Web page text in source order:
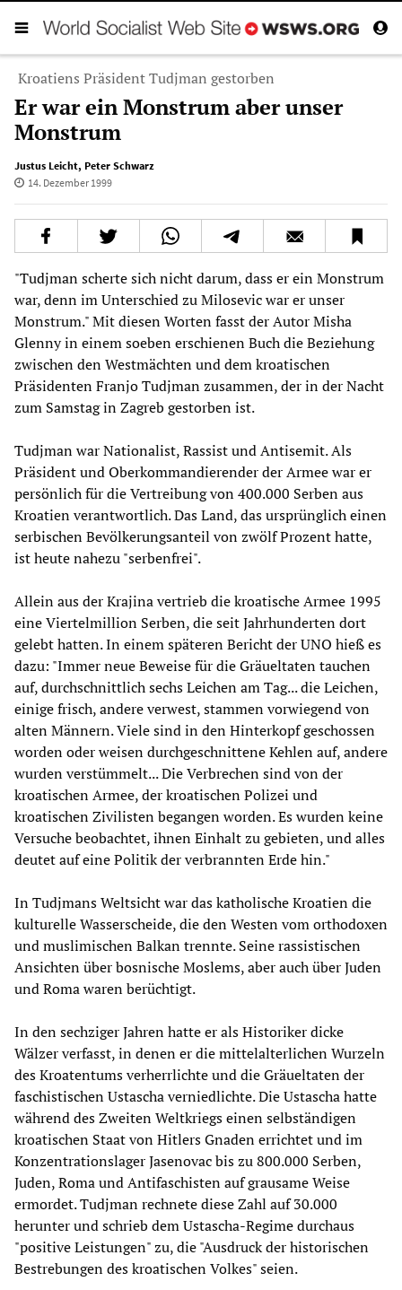
Kroatiens Präsident Tudjman gestorben
Er war ein Monstrum aber unser
Monstrum
Justus Leicht, Peter Schwarz
14. Dezember 1999
"Tudjman scherte sich nicht darum, dass er ein Monstrum
war, denn im Unterschied zu Milosevic war er unser
Monstrum." Mit diesen Worten fasst der Autor Misha
Glenny in einem soeben erschienen Buch die Beziehung
zwischen den Westmächten und dem kroatischen
Präsidenten Franjo Tudjman zusammen, der in der Nacht
zum Samstag in Zagreb gestorben ist.
Tudjman war Nationalist, Rassist und Antisemit. Als
Präsident und Oberkommandierender der Armee war er
persönlich für die Vertreibung von 400.000 Serben aus
Kroatien verantwortlich. Das Land, das ursprünglich einen
serbischen Bevölkerungsanteil von zwölf Prozent hatte,
ist heute nahezu "serbenfrei".
Allein aus der Krajina vertrieb die kroatische Armee 1995
eine Viertelmillion Serben, die seit Jahrhunderten dort
gelebt hatten. In einem späteren Bericht der UNO hieß es
dazu: "Immer neue Beweise für die Gräueltaten tauchen
auf, durchschnittlich sechs Leichen am Tag... die Leichen,
einige frisch, andere verwest, stammen vorwiegend von
alten Männern. Viele sind in den Hinterkopf geschossen
worden oder weisen durchgeschnittene Kehlen auf, andere
wurden verstümmelt... Die Verbrechen sind von der
kroatischen Armee, der kroatischen Polizei und
kroatischen Zivilisten begangen worden. Es wurden keine
Versuche beobachtet, ihnen Einhalt zu gebieten, und alles
deutet auf eine Politik der verbrannten Erde hin."
In Tudjmans Weltsicht war das katholische Kroatien die
kulturelle Wasserscheide, die den Westen vom orthodoxen
und muslimischen Balkan trennte. Seine rassistischen
Ansichten über bosnische Moslems, aber auch über Juden
und Roma waren berüchtigt.
In den sechziger Jahren hatte er als Historiker dicke
Wälzer verfasst, in denen er die mittelalterlichen Wurzeln
des Kroatentums verherrlichte und die Gräueltaten der
faschistischen Ustascha verniedlichte. Die Ustascha hatte
während des Zweiten Weltkriegs einen selbständigen
kroatischen Staat von Hitlers Gnaden errichtet und im
Konzentrationslager Jasenovac bis zu 800.000 Serben,
Juden, Roma und Antifaschisten auf grausame Weise
ermordet. Tudjman rechnete diese Zahl auf 30.000
herunter und schrieb dem Ustascha-Regime durchaus
"positive Leistungen" zu, die "Ausdruck der historischen
Bestrebungen des kroatischen Volkes" seien.